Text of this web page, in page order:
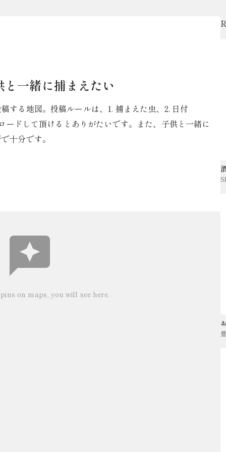
一緒に捕まえたい
する地図。投稿ルールは、1. 捕まえた虫、2. 日付
ドして頂けるとありがたいです。また、子供と一緒に
十分です。
on maps, you will see here.